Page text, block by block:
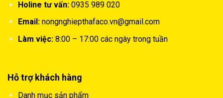
Holine tư vấn: 0935 989 020
Email:nongnghiepthafaco.vn@gmail.com
Làm việc:8:00 – 17:00 các ngày trong tuần
Hỗ trợ khách hàng
Danh mục sản phẩm